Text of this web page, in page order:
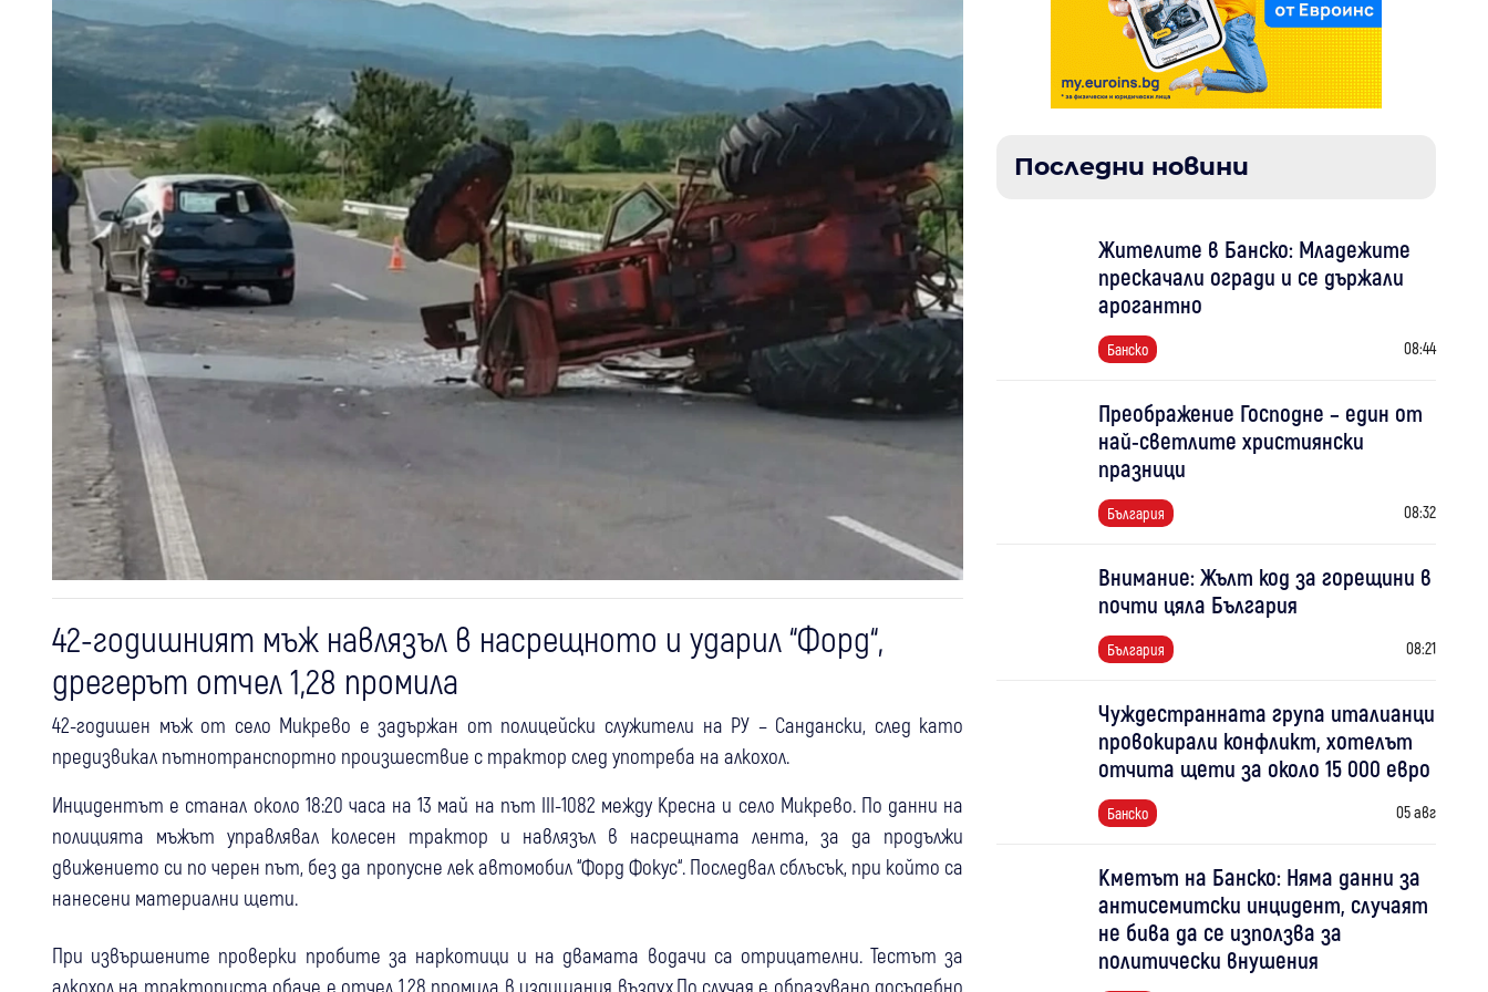
42-годишният мъж навлязъл в насрещното и ударил “Форд“,
дрегерът отчел 1,28 промила
42-годишен мъж от село Микрево е задържан от полицейски служители на РУ – Сандански, след като
предизвикал пътнотранспортно произшествие с трактор след употреба на алкохол.
Инцидентът е станал около 18:20 часа на 13 май на път III-1082 между Кресна и село Микрево. По данни на
полицията мъжът управлявал колесен трактор и навлязъл в насрещната лента, за да продължи
движението си по черен път, без да пропусне лек автомобил “Форд Фокус“. Последвал сблъсък, при който са
нанесени материални щети.
При извършените проверки пробите за наркотици и на двамата водачи са отрицателни. Тестът за
алкохол на тракториста обаче е отчел 1,28 промила в издишания въздух.По случая е образувано досъдебно
Последни новини
Жителите в Банско: Младежите
прескачали огради и се държали
арогантно
Банско 08:44
Преображение Господне – един от
най-светлите християнски
празници
България 08:32
Внимание: Жълт код за горещини в
почти цяла България
България 08:21
Чуждестранната група италианци
провокирали конфликт, хотелът
отчита щети за около 15 000 евро
Банско 05 авг
Кметът на Банско: Няма данни за
антисемитски инцидент, случаят
не бива да се използва за
политически внушения